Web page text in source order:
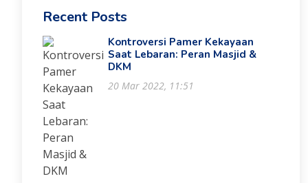
Recent Posts
Kontroversi Pamer Kekayaan
Saat Lebaran: Peran Masjid &
DKM
20 Mar 2022, 11:51